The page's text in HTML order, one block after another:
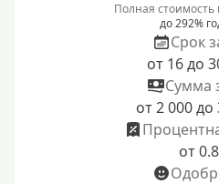
Полная стоимость
до 292%
Срок
от 16 до
Сумма
от 2 000 до
от